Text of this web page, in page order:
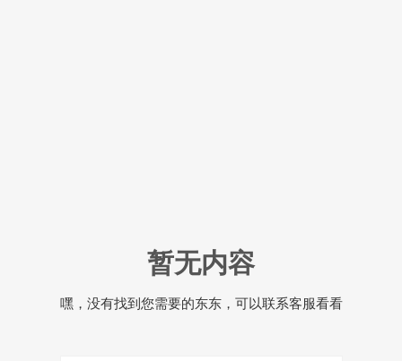
暂无内容
嘿，没有找到您需要的东东，可以联系客服看看